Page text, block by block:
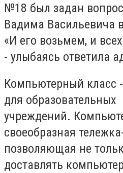
№18 был задан
Вадима Васильевича
«И его возьмем, и
- улыбаясь ответила
Компьютерный класс
для образовательных
учреждений.
своеобразная
позволяющая не
доставлять